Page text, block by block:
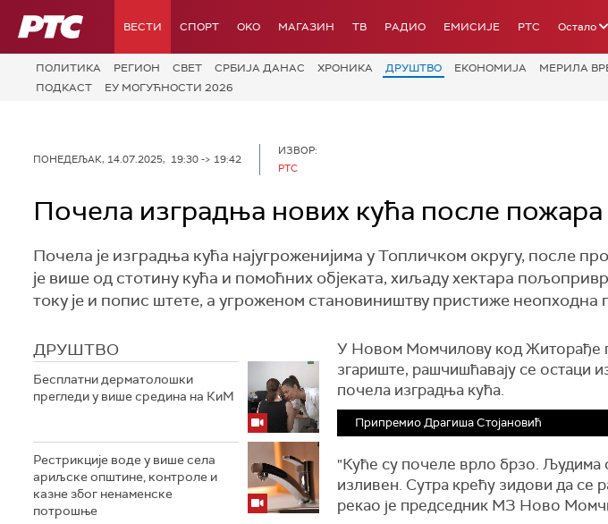
РТС ВЕСТИ СПОРТ OKO МАГАЗИН ТВ РАДИО ЕМИСИЈЕ РТС Остало
ПОЛИТИКА РЕГИОН СВЕТ СРБИЈА ДАНАС ХРОНИКА ДРУШТВО ЕКОНОМИЈА МЕРИЛА
ПОДКАСТ
ЕУ МОГУЋНОСТИ 2026
ПОНЕДЕЉАК, 14.07.2025, 19:30 -> 19:42
ИЗВОР:
РТС
Почела изградња нових кућа после пожара
Почела је изградња кућа најугроженијима у Топличком округу, после
је више од стотину кућа и помоћних објеката, хиљаду хектара
току је и попис штете, а угроженом становиништву пристиже неопходна
ДРУШТВО
Бесплатни дерматолошки
прегледи у више средина на КиМ
Рестрикције воде у више села
ариљске општине, контроле и
казне због ненаменске
потрошње
У Новом Момчилову код Житорађе
згариште, рашчишћавају се остаци
почела изградња кућа.
Припремио Драгиша Стојановић
"Куће су почеле врло брзо. Људима
изливен. Сутра крећу зидови да се
рекао је председник МЗ Ново